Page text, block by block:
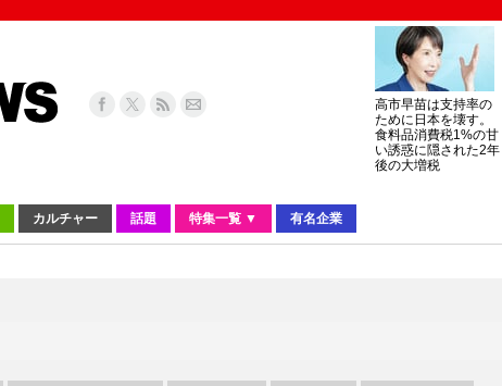
高市早苗は支持率の
ために日本を壊す。
食料品消費税1%の甘
い誘惑に隠された2年
後の大増税
カルチャー 話題 特集一覧 ▼ 有名企業